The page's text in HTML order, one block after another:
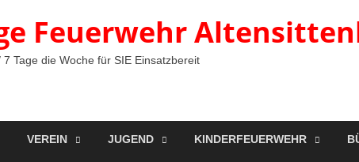
Feuerwehr
Tage die Woche für SIE Einsatzbereit
VEREIN JUGEND KINDERFEUERWEHR